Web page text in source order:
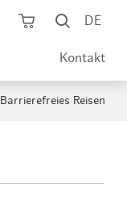
Warenkorb
Suche
DE
Kontakt
Barrierefreies Reisen